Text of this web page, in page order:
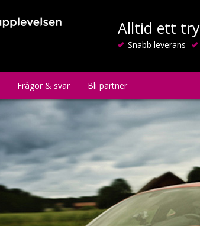
Alltid ett
Snabb leverans
Frågor & svar Bli partner